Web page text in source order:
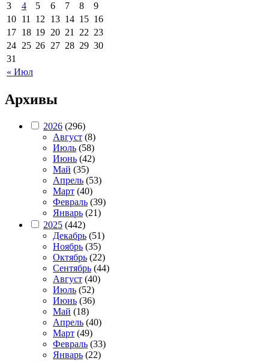
« Июл
3
4 5 6 7 8
9
10 11 12 13 14 15 16
17 18 19 20 21 22 23
24 25 26 27 28 29 30
31
Архивы
2026 (296)
Август (8)
Июль (58)
Июнь (42)
Май (35)
Апрель (53)
Март (40)
Февраль (39)
Январь (21)
2025 (442)
Декабрь (51)
Ноябрь (35)
Октябрь (22)
Сентябрь (44)
Август (40)
Июль (52)
Июнь (36)
Май (18)
Апрель (40)
Март (49)
Февраль (33)
Январь (22)